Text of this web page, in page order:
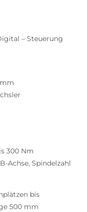
– Steuerung
300 Nm
Achse, Spindelzahl
bis
500 mm